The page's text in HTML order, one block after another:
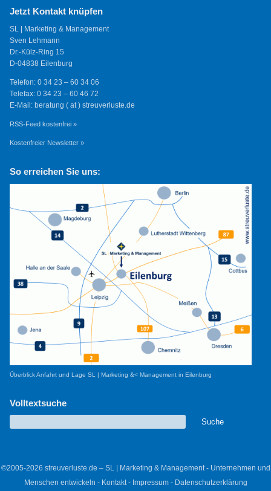
Jetzt Kontakt knüpfen
SL | Marketing & Management
Sven Lehmann
Dr.-Külz-Ring 15
D-04838 Eilenburg
Telefon: 0 34 23 – 60 34 06
Telefax: 0 34 23 – 60 46 72
E-Mail: beratung ( at ) streuverluste.de
RSS-Feed kostenfrei »
Kostenfreier Newsletter »
So erreichen Sie uns:
Überblick Anfahrt und Lage SL | Marketing &< Management in Eilenburg
Volltextsuche
©2005-2026 streuverluste.de – SL | Marketing & Management - Unternehmen und
Menschen entwickeln - Kontakt- Impressum- Datenschutzerklärung